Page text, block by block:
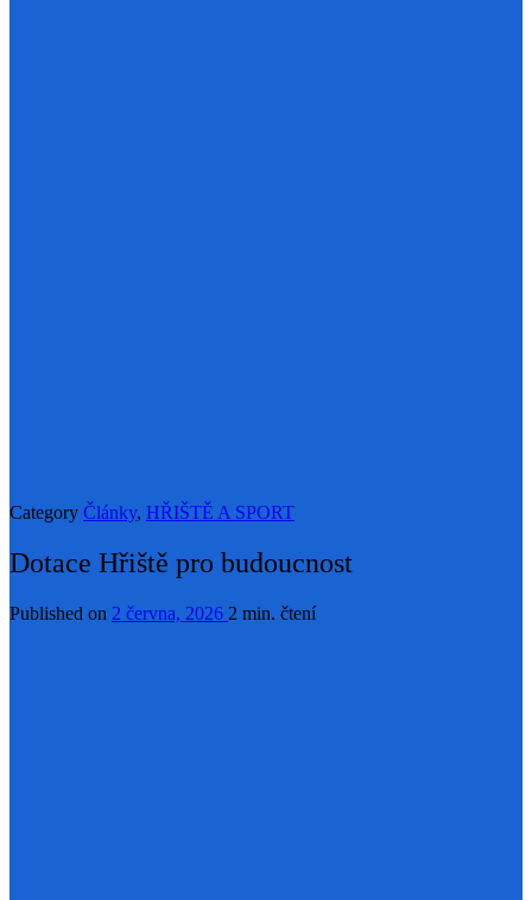
Category Články, HŘIŠTĚ A SPORT
Dotace Hřiště pro budoucnost
Published on 2 června, 2026 2 min. čtení